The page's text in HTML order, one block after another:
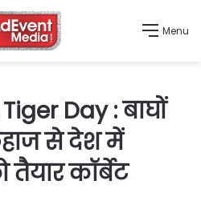
Menu
Day : बाघों
से देश में
तैयार कॉर्बेट